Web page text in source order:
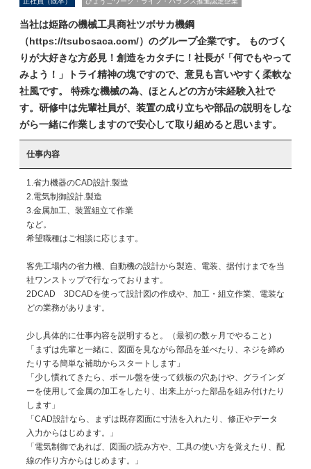
当社は姫路の機械工具商社ツボサカ機鋼
（https://tsubosaca.com/）のグループ企業です。 ものづく
りが大好きな方必見！創造をカタチに！社長が「何でもやって
みよう！」トライ精神の塊ですので、意見も言いやすく柔軟な
社風です。 特殊な機械の為、ほとんどの方が未経験入社で
す。研修中は先輩社員が、装置の成り立ちや部品の説明をしな
がら一緒に作業しますので安心して取り組めると思います。
仕事内容
1.省力機器のCAD設計.製造
2.電気制御設計.製造
3.金属加工、装置組立て作業
など。
希望職種はご相談に応じます。
客先工場内の省力機、自動機の設計から製造、電装、据付けまでを当
社ワンストップで行なっております。
2DCAD　3DCADを使って設計図の作成や、加工・組立作業、電装な
どの業務があります。
少し具体的に仕事内容を説明すると。（最初の数ヶ月でやること）
「まずは先輩と一緒に、図面を見ながら部品を並べたり、ネジを締め
たりする簡単な補助からスタートします」
「少し慣れてきたら、ボール盤を使って鉄板の穴あけや、グラインダ
ーを使用して金属の加工をしたり、出来上がった部品を組み付けたり
します」
「CAD設計なら、まずは既存図面に寸法を入れたり、修正やデータ
入力からはじめます。」
「電気制御であれば、図面の読み方や、工具の使い方を覚えたり、配
線の作り方からはじめます。」